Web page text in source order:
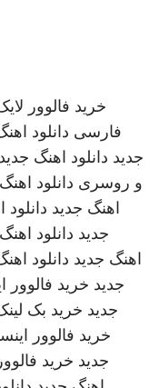
خرید فالوور
فارسی دانلود
جدید دانلود اهنگ جدید
و روسری دانلود
اهنگ جدید
جدید دانلود
اهنگ جدید دانلود
جدید خرید فالوور
جدید خرید بک
خرید فالوور
جدید خرید